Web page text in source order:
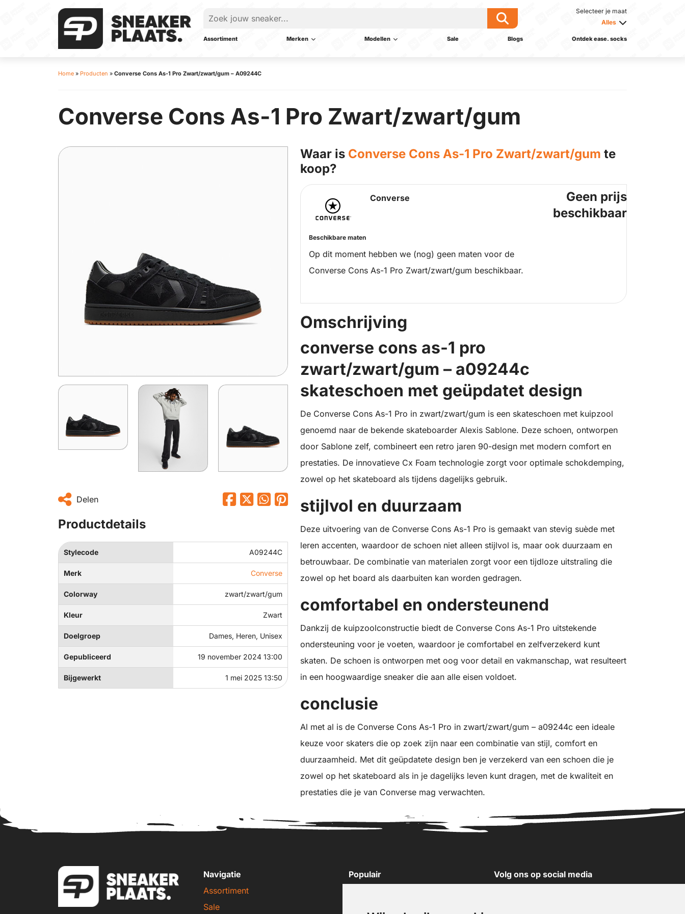
Selecteer je maat
Alles
Assortiment Merken Modellen Sale Blogs Ontdek ease. socks
Home » Producten » Converse Cons As-1 Pro Zwart/zwart/gum – A09244C
Converse Cons As-1 Pro Zwart/zwart/gum
Delen
Productdetails
Stylecode A09244C
Merk Converse
Colorway zwart/zwart/gum
Kleur Zwart
Doelgroep Dames, Heren, Unisex
Gepubliceerd 19 november 2024 13:00
Bijgewerkt 1 mei 2025 13:50
Waar is Converse Cons As-1 Pro Zwart/zwart/gum te
koop?
Converse
Beschikbare maten
Op dit moment hebben we (nog) geen maten voor de
Converse Cons As-1 Pro Zwart/zwart/gum beschikbaar.
Geen prijs
beschikbaar
Omschrijving
converse cons as-1 pro
zwart/zwart/gum – a09244c
skateschoen met geüpdatet design
De Converse Cons As-1 Pro in zwart/zwart/gum is een skateschoen met kuipzool
genoemd naar de bekende skateboarder Alexis Sablone. Deze schoen, ontworpen
door Sablone zelf, combineert een retro jaren 90-design met modern comfort en
prestaties. De innovatieve Cx Foam technologie zorgt voor optimale schokdemping,
zowel op het skateboard als tijdens dagelijks gebruik.
stijlvol en duurzaam
Deze uitvoering van de Converse Cons As-1 Pro is gemaakt van stevig suède met
leren accenten, waardoor de schoen niet alleen stijlvol is, maar ook duurzaam en
betrouwbaar. De combinatie van materialen zorgt voor een tijdloze uitstraling die
zowel op het board als daarbuiten kan worden gedragen.
comfortabel en ondersteunend
Dankzij de kuipzoolconstructie biedt de Converse Cons As-1 Pro uitstekende
ondersteuning voor je voeten, waardoor je comfortabel en zelfverzekerd kunt
skaten. De schoen is ontworpen met oog voor detail en vakmanschap, wat resulteert
in een hoogwaardige sneaker die aan alle eisen voldoet.
conclusie
Al met al is de Converse Cons As-1 Pro in zwart/zwart/gum – a09244c een ideale
keuze voor skaters die op zoek zijn naar een combinatie van stijl, comfort en
duurzaamheid. Met dit geüpdatete design ben je verzekerd van een schoen die je
zowel op het skateboard als in je dagelijks leven kunt dragen, met de kwaliteit en
prestaties die je van Converse mag verwachten.
Navigatie
Assortiment
Sale
Populair
Volg ons op social media